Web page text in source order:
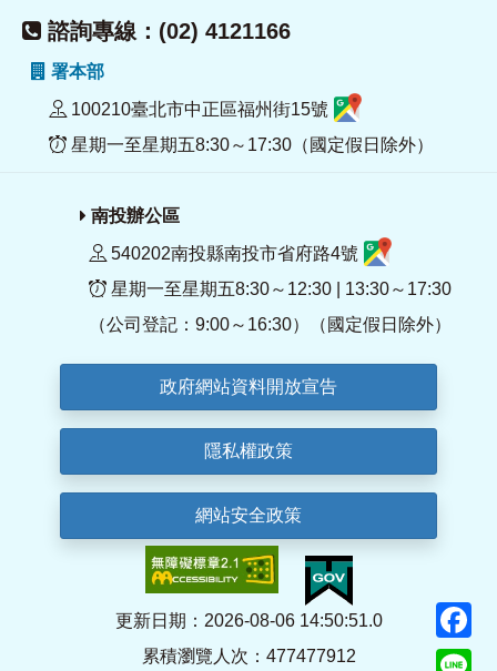
諮詢專線：(02) 4121166
署本部
100210臺北市中正區福州街15號
星期一至星期五8:30～17:30（國定假日除外）
南投辦公區
540202南投縣南投市省府路4號
星期一至星期五8:30～12:30 | 13:30～17:30
（公司登記：9:00～16:30）（國定假日除外）
政府網站資料開放宣告
隱私權政策
網站安全政策
更新日期：2026-08-06 14:50:51.0
累積瀏覽人次：477477912